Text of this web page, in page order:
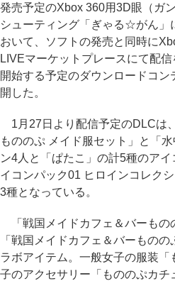
発売予定のXbox 360用3D眼（ガン
シューティング「ぎゃる☆がん」
おいて、ソフトの発売と同時に
LIVEマーケットプレースにて配信
開始する予定のダウンロードコ
開した。
1月27日より配信予定のDLCは
もののぷ メイド服セット」と「
ン4人と「ぱたこ」の計5種のア
イコンパック01 ヒロインコレク
3種となっている。
「戦国メイドカフェ＆バーもの
「戦国メイドカフェ＆バーもの
ラボアイテム。一般女子の服装
子のアクセサリー「もののぷカチ